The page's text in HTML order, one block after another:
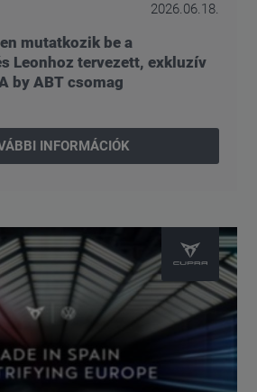
2026.06.18.
mutatkozik be a
Leonhoz tervezett, exkluzív
by ABT csomag
INFORMÁCIÓK